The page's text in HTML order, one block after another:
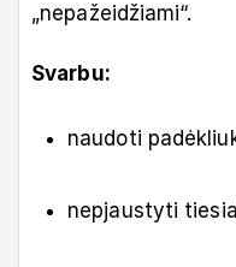
„nepažeidžiami“.
Svarbu:
naudoti
nepjaustyti